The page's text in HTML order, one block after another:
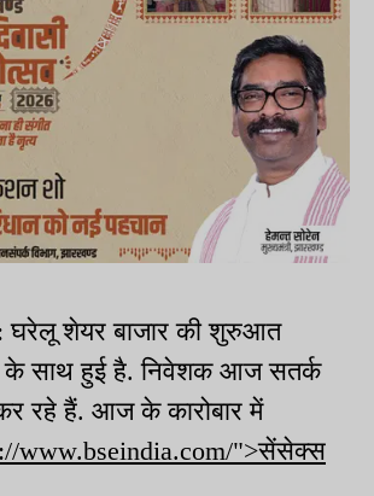
घरेलू शेयर बाजार की शुरुआत
साथ हुई है. निवेशक आज सतर्क
कर रहे हैं. आज के कारोबार में
www.bseindia.com/">सेंसेक्स